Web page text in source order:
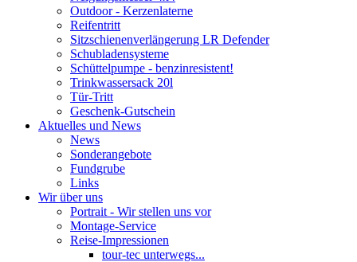
Outdoor - Kerzenlaterne
Reifentritt
Sitzschienenverlängerung LR Defender
Schubladensysteme
Schüttelpumpe - benzinresistent!
Trinkwassersack 20l
Tür-Tritt
Geschenk-Gutschein
Aktuelles und News
News
Sonderangebote
Fundgrube
Links
Wir über uns
Portrait - Wir stellen uns vor
Montage-Service
Reise-Impressionen
tour-tec unterwegs...